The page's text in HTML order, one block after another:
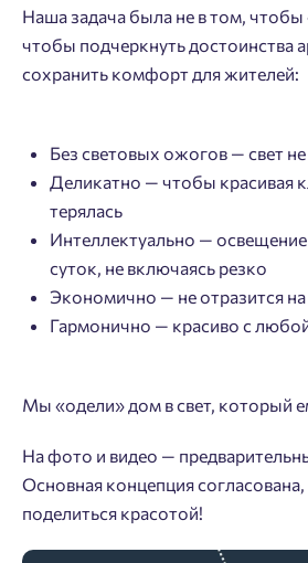
Наша задача была не в том, чтобы
чтобы подчеркнуть достоинства
сохранить комфорт для жителей:
Без световых ожогов — свет не
Деликатно — чтобы красивая
терялась
Интеллектуально —
суток, не включаясь резко
Экономично — не отразится
Гармонично — красиво с
Мы «одели» дом в свет, который
На фото и видео —
Основная концепция
поделиться красотой!